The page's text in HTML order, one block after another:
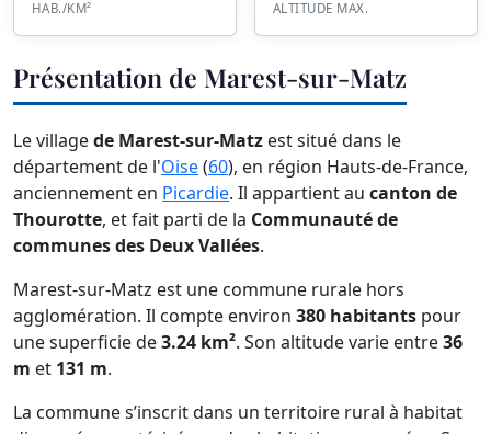
HAB./KM² ALTITUDE MAX.
Présentation de Marest-sur-Matz
Le villagede Marest-sur-Matz est situé dans le
département de l'Oise(60), en région Hauts-de-France,
anciennement en Picardie. Il appartient au canton de
Thourotte, et fait parti de la Communauté de
communes des Deux Vallées.
Marest-sur-Matz est une commune rurale hors
agglomération. Il compte environ 380 habitants pour
une superficie de3.24 km². Son altitude varie entre36
m et 131 m.
La commune s’inscrit dans un territoire rural à habitat